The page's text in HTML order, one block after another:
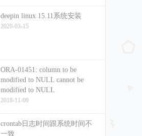
deepin linux 15.11系统安装
2020-03-15
ORA-01451: column to be
modified to NULL cannot be
modified to NULL
2018-11-09
crontab日志时间跟系统时间不
一致